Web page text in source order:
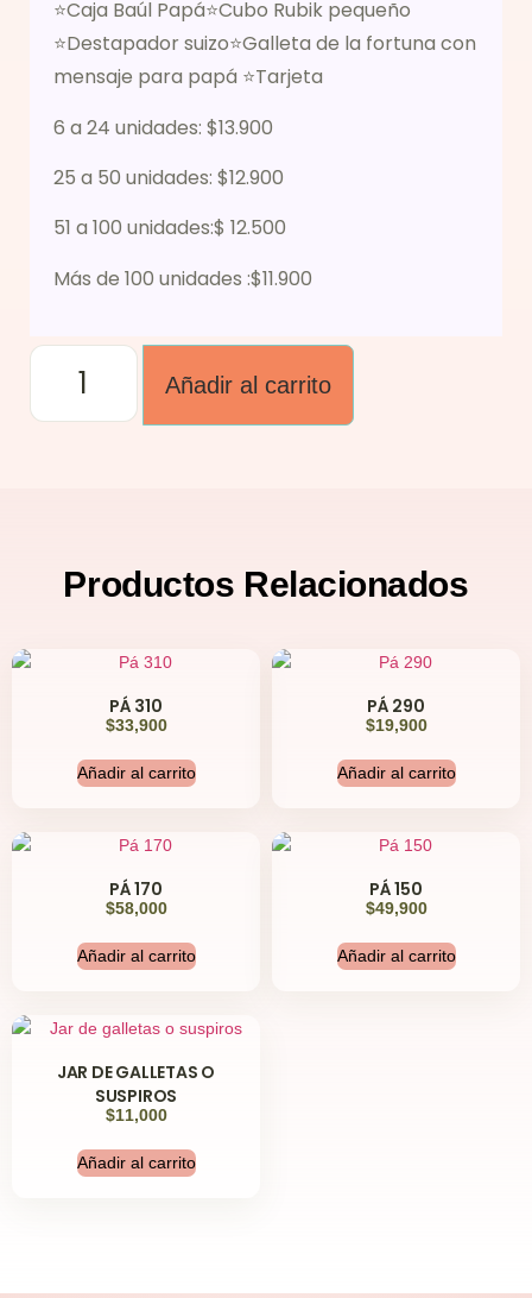
⭐Caja Baúl Papá⭐Cubo Rubik pequeño
⭐Destapador suizo⭐Galleta de la fortuna con
mensaje para papá ⭐Tarjeta
6 a 24 unidades: $13.900
25 a 50 unidades: $12.900
51 a 100 unidades:$ 12.500
Más de 100 unidades :$11.900
Añadir al carrito
Productos Relacionados
PÁ 310
$33,900
Añadir al carrito
PÁ 290
$19,900
Añadir al carrito
PÁ 170
$58,000
Añadir al carrito
PÁ 150
$49,900
Añadir al carrito
JAR DE GALLETAS O
SUSPIROS
$11,000
Añadir al carrito